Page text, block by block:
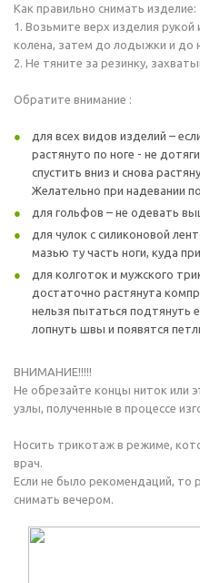
Как правильно снимать изделие:
1. Возьмите верх изделия
колена, затем до лодыжки и до
2. Не тяните за резинку,
Обратите внимание :
для всех видов изделий –
растянуто по ноге - не
спустить вниз и снова
Желательно при надевании
для гольфов – не одевать
для чулок с силиконовой
мазью ту часть ноги, куда
для колготок и мужского
достаточно растянута
нельзя пытаться подтянуть
лопнуть швы и появятся
ВНИМАНИЕ!!!!!
Не обрезайте концы ниток или
узлы, полученные в процессе
Носить трикотаж в режиме,
врач.
Если не было рекомендаций, то
снимать вечером.